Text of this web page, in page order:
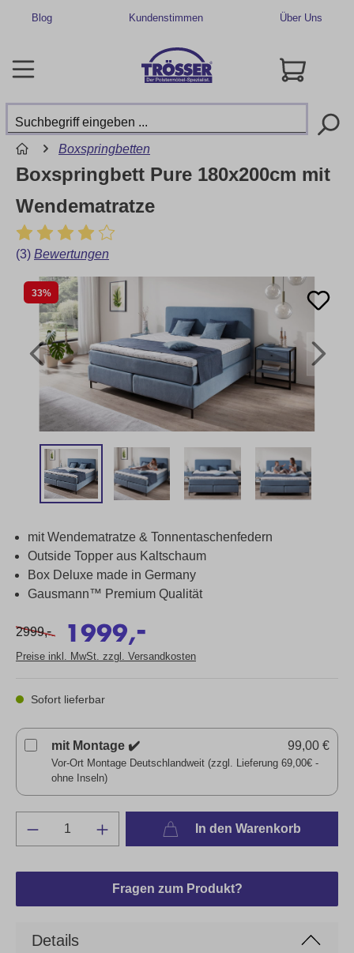
Blog Kundenstimmen Über Uns
Boxspringbetten
33%
Boxspringbett Pure 180x200cm mit
Wendematratze
(3) Bewertungen
mit Wendematratze & Tonnentaschenfedern
Outside Topper aus Kaltschaum
Box Deluxe made in Germany
Gausmann™ Premium Qualität
2999,- 1999,
-
Preise inkl. MwSt. zzgl. Versandkosten
Sofort lieferbar
mit Montage ✔️
Vor-Ort Montage Deutschlandweit (zzgl. Lieferung 69,00€ -
ohne Inseln)
99,00 €
In den Warenkorb
Fragen zum Produkt?
Details